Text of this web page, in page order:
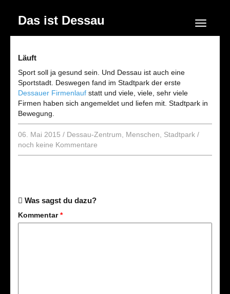
Das ist Dessau Navigation
Läuft
Sport soll ja gesund sein. Und Dessau ist auch eine
Sportstadt. Deswegen fand im Stadtpark der erste
Dessauer Firmenlauf statt und viele, viele, sehr viele
Firmen haben sich angemeldet und liefen mit. Stadtpark in
Bewegung.
06. Mai 2015 / Dessau-Zentrum Menschen Stadtpark /
noch keine Kommentare
Was sagst du dazu?
Kommentar*